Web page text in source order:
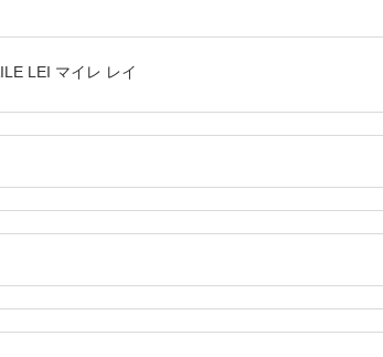
LEI マイレ レイ